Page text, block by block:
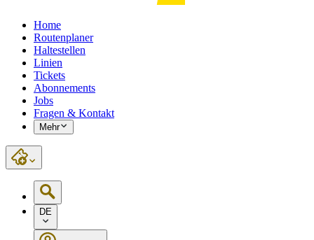
Home
Routenplaner
Haltestellen
Linien
Tickets
Abonnements
Jobs
Fragen & Kontakt
Mehr
DE